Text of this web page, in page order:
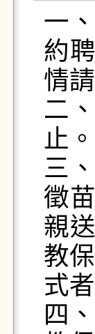
一
約
情
二
止。
三
徵
親
教
式
四